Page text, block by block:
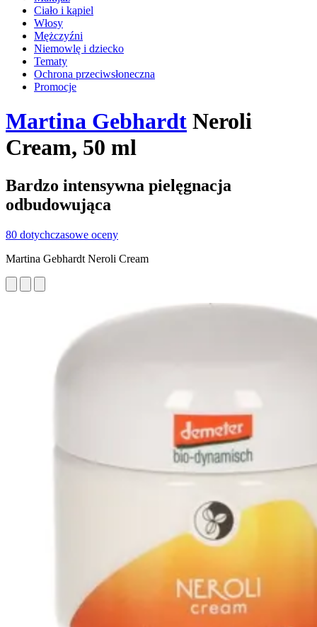
Ciało i kąpiel
Włosy
Mężczyźni
Niemowlę i dziecko
Tematy
Ochrona przeciwsłoneczna
Promocje
Martina Gebhardt Neroli
Cream, 50 ml
Bardzo intensywna pielęgnacja
odbudowująca
80 dotychczasowe oceny
Martina Gebhardt Neroli Cream